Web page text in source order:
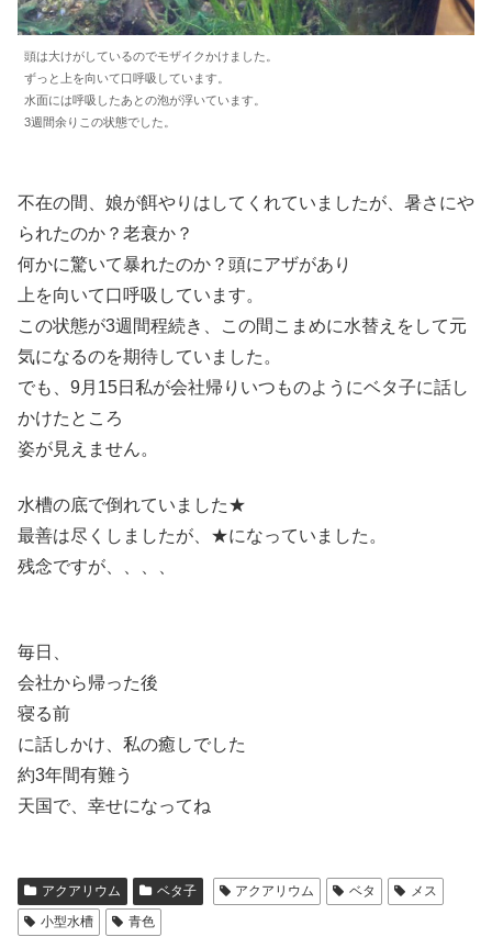
頭は大けがしているのでモザイクかけました。
ずっと上を向いて口呼吸しています。
水面には呼吸したあとの泡が浮いています。
3週間余りこの状態でした。
不在の間、娘が餌やりはしてくれていましたが、暑さにや
られたのか？老衰か？
何かに驚いて暴れたのか？頭にアザがあり
上を向いて口呼吸しています。
この状態が3週間程続き、この間こまめに水替えをして元
気になるのを期待していました。
でも、9月15日私が会社帰りいつものようにベタ子に話し
かけたところ
姿が見えません。
水槽の底で倒れていました★
最善は尽くしましたが、★になっていました。
残念ですが、、、、
毎日、
会社から帰った後
寝る前
に話しかけ、私の癒しでした
約3年間有難う
天国で、幸せになってね
アクアリウム ベタ子 アクアリウム ベタ
メス
小型水槽
青色